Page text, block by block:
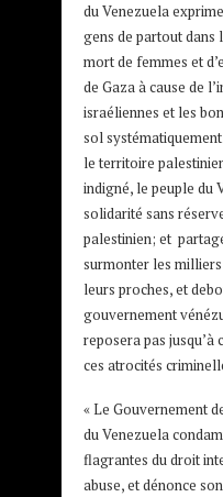
du Venezuela
gens de partout dans
mort de femmes et
de Gaza à cause de
israéliennes et les
sol
le territoire
indigné, le peuple du
solidarité sans
palestinien; et
surmonter les
leurs proches, et
gouvernement
reposera pas jusqu’à
ces atrocités
« Le Gouvernement
du Venezuela
flagrantes du droit
abuse, et dénonce